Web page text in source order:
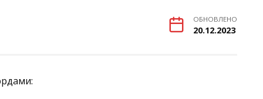
ОБНОВЛЕНО
20.12.2023